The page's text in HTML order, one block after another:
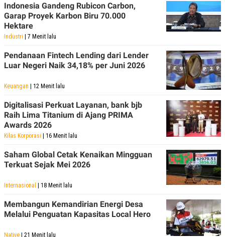
Indonesia Gandeng Rubicon Carbon,
Garap Proyek Karbon Biru 70.000
Hektare
Industri | 7 Menit lalu
Pendanaan Fintech Lending dari Lender
Luar Negeri Naik 34,18% per Juni 2026
Keuangan | 12 Menit lalu
Digitalisasi Perkuat Layanan, bank bjb
Raih Lima Titanium di Ajang PRIMA
Awards 2026
Kilas Korporasi | 16 Menit lalu
Saham Global Cetak Kenaikan Mingguan
Terkuat Sejak Mei 2026
Internasional | 18 Menit lalu
Membangun Kemandirian Energi Desa
Melalui Penguatan Kapasitas Local Hero
Native | 21 Menit lalu